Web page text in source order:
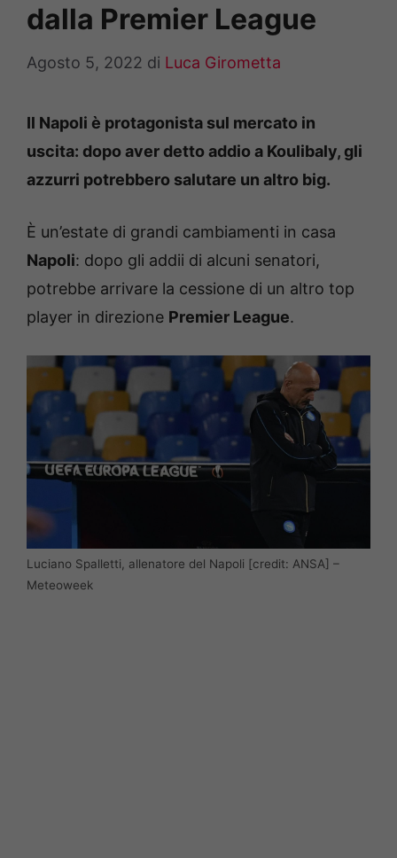
dalla Premier League
Agosto 5, 2022 di Luca Girometta
Il Napoli è protagonista sul mercato in
uscita: dopo aver detto addio a Koulibaly, gli
azzurri potrebbero salutare un altro big.
È un’estate di grandi cambiamenti in casa
Napoli: dopo gli addii di alcuni senatori,
potrebbe arrivare la cessione di un altro top
player in direzione Premier League.
Luciano Spalletti, allenatore del Napoli [credit: ANSA] –
Meteoweek